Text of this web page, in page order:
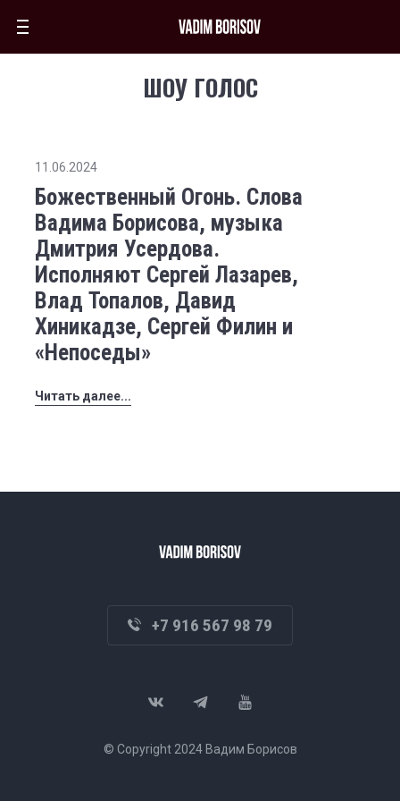
ШОУ ГОЛОС
11.06.2024
Божественный Огонь. Слова
Вадима Борисова, музыка
Дмитрия Усердова.
Исполняют Сергей Лазарев,
Влад Топалов, Давид
Хиникадзе, Сергей Филин и
«Непоседы»
Читать далее...
+7 916 567 98 79
© Copyright 2024 Вадим Борисов